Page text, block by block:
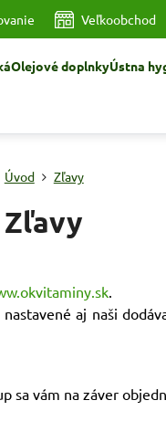
Veľkoobchod
Olejové doplnkyÚstna
Úvod Zľavy
Zľavy
.
aj naši
sa vám na záver